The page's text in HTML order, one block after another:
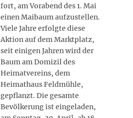
fort, am Vorabend des 1. Mai
einen Maibaum aufzustellen.
Viele Jahre erfolgte diese
Aktion auf dem Marktplatz,
seit einigen Jahren wird der
Baum am Domizil des
Heimatvereins, dem
Heimathaus Feldmühle,
gepflanzt. Die gesamte
Bevölkerung ist eingeladen,